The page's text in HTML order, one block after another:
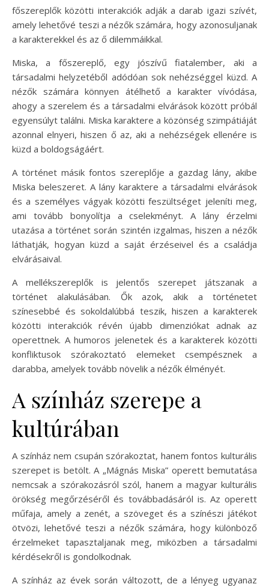
főszereplők közötti interakciók adják a darab igazi szívét,
amely lehetővé teszi a nézők számára, hogy azonosuljanak
a karakterekkel és az ő dilemmáikkal.
Miska, a főszereplő, egy jószívű fiatalember, aki a
társadalmi helyzetéből adódóan sok nehézséggel küzd. A
nézők számára könnyen átélhető a karakter vívódása,
ahogy a szerelem és a társadalmi elvárások között próbál
egyensúlyt találni. Miska karaktere a közönség szimpátiáját
azonnal elnyeri, hiszen ő az, aki a nehézségek ellenére is
küzd a boldogságáért.
A történet másik fontos szereplője a gazdag lány, akibe
Miska beleszeret. A lány karaktere a társadalmi elvárások
és a személyes vágyak közötti feszültséget jeleníti meg,
ami tovább bonyolítja a cselekményt. A lány érzelmi
utazása a történet során szintén izgalmas, hiszen a nézők
láthatják, hogyan küzd a saját érzéseivel és a családja
elvárásaival.
A mellékszereplők is jelentős szerepet játszanak a
történet alakulásában. Ők azok, akik a történetet
színesebbé és sokoldalúbbá teszik, hiszen a karakterek
közötti interakciók révén újabb dimenziókat adnak az
operettnek. A humoros jelenetek és a karakterek közötti
konfliktusok szórakoztató elemeket csempésznek a
darabba, amelyek tovább növelik a nézők élményét.
A színház szerepe a
kultúrában
A színház nem csupán szórakoztat, hanem fontos kulturális
szerepet is betölt. A „Mágnás Miska” operett bemutatása
nemcsak a szórakozásról szól, hanem a magyar kulturális
örökség megőrzéséről és továbbadásáról is. Az operett
műfaja, amely a zenét, a szöveget és a színészi játékot
ötvözi, lehetővé teszi a nézők számára, hogy különböző
érzelmeket tapasztaljanak meg, miközben a társadalmi
kérdésekről is gondolkodnak.
A színház az évek során változott, de a lényeg ugyanaz